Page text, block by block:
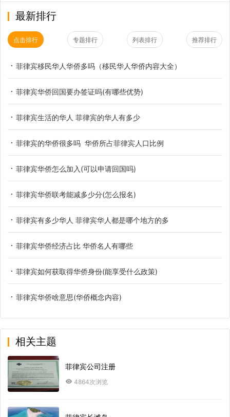
最新排行
点击排行 专题排行 列表排行 推荐排行
菲律宾移民华人华侨多吗（移民华人华侨内容大全）
菲律宾华侨回国要办签证吗(有哪些优势)
菲律宾生活的华人 菲律宾的华人有多少
菲律宾的华侨很多吗 华侨所占菲律宾人口比例
菲律宾华侨怎么加入(可以申请回国吗)
菲律宾华侨联考能减多少分(怎么报名)
菲律宾有多少华人 菲律宾华人都是哪个地方的多
菲律宾华侨经济占比 华侨名人有哪些
菲律宾如何获取得华侨身份(能享受什么政策)
菲律宾华侨啥意思(华侨概念内容)
相关主题
菲律宾公司注册
4864次浏览